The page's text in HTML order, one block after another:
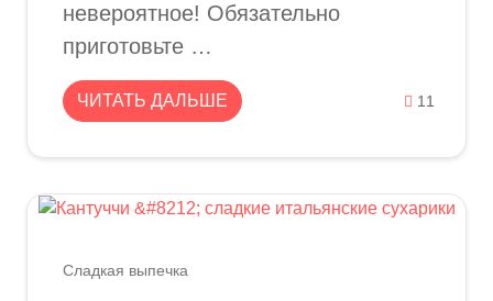
невероятное! Обязательно
приготовьте …
ЧИТАТЬ ДАЛЬШЕ 11
Сладкая выпечка